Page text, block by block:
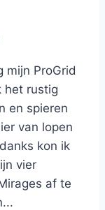
mijn ProGrid
het rustig
en spieren
van lopen
kon ik
vier
af te